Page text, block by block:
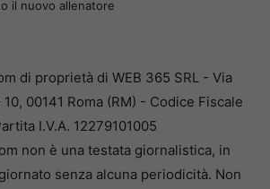
il nuovo allenatore
di proprietà di WEB 365 SRL - Via
00141 Roma (RM) - Codice Fiscale
I.V.A. 12279101005
non è una testata giornalistica, in
senza alcuna periodicità. Non